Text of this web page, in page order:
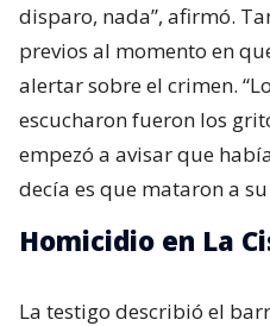
disparo, nada”, afirmó.
previos al momento en
alertar sobre el crimen.
escucharon fueron los
empezó a avisar que
decía es que mataron a
Homicidio en La
La testigo describió el